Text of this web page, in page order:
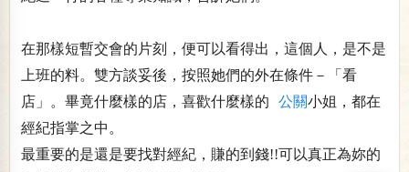
在那樣短暫交會的片刻，便可以看得出，這個人，是不是
上班的料。雙方談妥後，按照她們的外在條件－「看
店」。畢竟什麼樣的店，喜歡什麼樣的
公關小姐，都在
經紀指掌之中。
最重要的是還是要找對經紀，賺的到錢!!可以真正為妳的